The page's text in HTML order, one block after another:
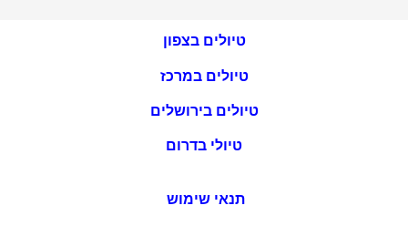
טיולים בצפון
טיולים במרכז
טיולים בירושלים
טיולי בדרום
תנאי שימוש